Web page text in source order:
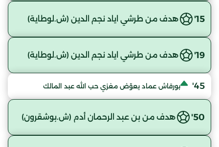
15' هدف من طرشي اياد نجم الدين (ش.لوطاية)
19' هدف من طرشي اياد نجم الدين (ش.لوطاية)
45' بورقاش عماد يعوّض مغزي حب الله عبد المالك
50' هدف من بن عبد الرحمان أدم (ش.بوشقرون)